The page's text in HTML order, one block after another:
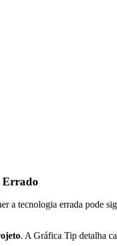
Errado
a tecnologia errada pode
. A Gráfica Tip detalha